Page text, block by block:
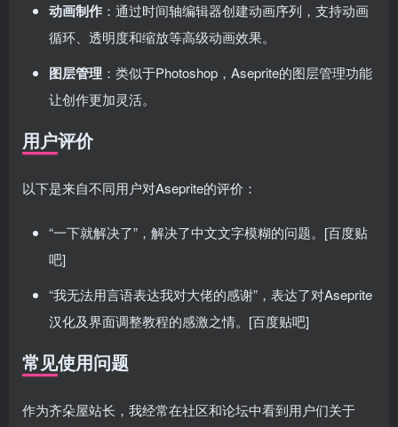
动画制作 ：通过时间轴编辑器创建动画序列，支持动画
循环、透明度和缩放等高级动画效果。
图层管理 ：类似于Photoshop，Aseprite的图层管理功能
让创作更加灵活。
用户评价
以下是来自不同用户对Aseprite的评价：
“一下就解决了”，解决了中文文字模糊的问题。[百度贴
吧]
“我无法用言语表达我对大佬的感谢”，表达了对Aseprite
汉化及界面调整教程的感激之情。[百度贴吧]
常见使用问题
作为齐朵屋站长，我经常在社区和论坛中看到用户们关于